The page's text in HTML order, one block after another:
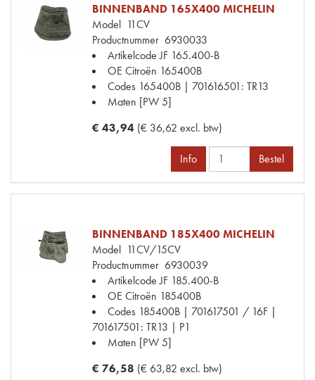
BINNENBAND 165X400 MICHELIN
Model 11CV
Productnummer 6930033
Artikelcode JF 165.400-B
OE Citroën 165400B
Codes 165400B | 701616501: TR13
Maten [PW 5]
€ 43,94 (€ 36,62 excl. btw)
Info Bestel
BINNENBAND 185X400 MICHELIN
Model 11CV/15CV
Productnummer 6930039
Artikelcode JF 185.400-B
OE Citroën 185400B
Codes 185400B | 701617501 / 16F |
701617501: TR13 | P1
Maten [PW 5]
€ 76,58 (€ 63,82 excl. btw)